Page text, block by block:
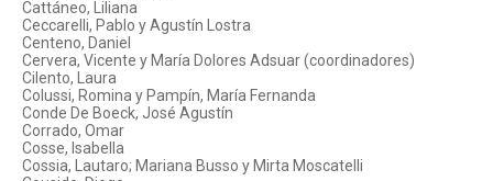
Cattáneo, Liliana
Ceccarelli, Pablo y Agustín Lostra
Centeno, Daniel
Cervera, Vicente y María Dolores Adsuar (coordinadores)
Cilento, Laura
Colussi, Romina y Pampín, María Fernanda
Conde De Boeck, José Agustín
Corrado, Omar
Cosse, Isabella
Cossia, Lautaro; Mariana Busso y Mirta Moscatelli